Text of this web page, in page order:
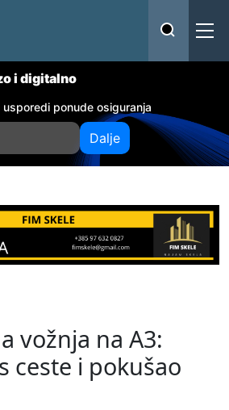
i digitalno
ponude osiguranja
Dalje
vožnja na A3:
ceste i pokušao